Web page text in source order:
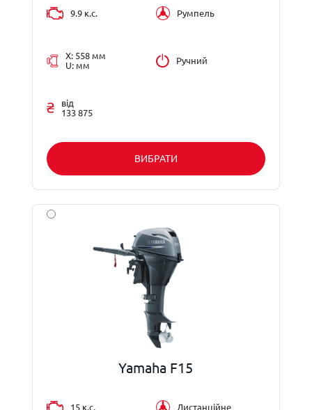
9.9 к.с. Румпель
X: 558 мм
U: мм
Ручний
від
133 875
ВИБРАТИ
Yamaha F15
15 к.с. Дистанційне